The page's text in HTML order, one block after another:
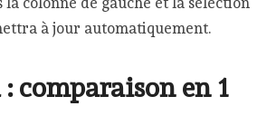
à jour automatiquement.
comparaison en 1